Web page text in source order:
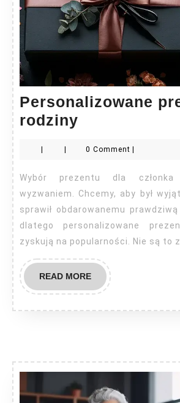
Personalizowane
rodziny
dla
rodziny
0 Comment
Wybór prezentu dla członka rodziny bywa
wyzwaniem. Chcemy, aby był
sprawił obdarowanemu prawdziwą
dlatego personalizowane
zyskują na popularności. Nie są to
READ MOREREAD
MORE